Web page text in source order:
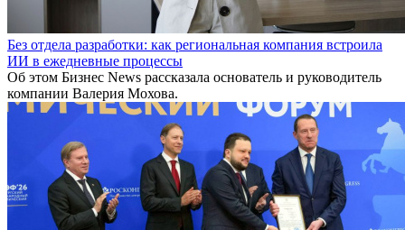
Без отдела разработки: как региональная компания встроила
ИИ в ежедневные процессы
Об этом Бизнес News рассказала основатель и руководитель
компании Валерия Мохова.